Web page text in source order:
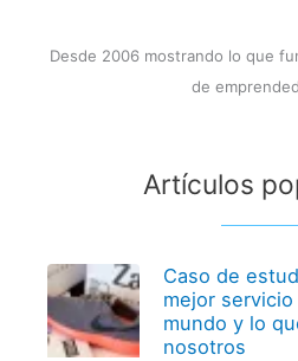
Desde 2006 mostrando lo que
de
Artículos
Caso de
mejor
mundo y lo
nosotros